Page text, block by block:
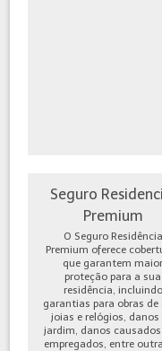
Seguro
Premium
O Seguro Residência
Premium oferece
que garantem
proteção para a sua
residência, incluindo
garantias para obras de
joias e relógios, danos
jardim, danos
empregados, entre